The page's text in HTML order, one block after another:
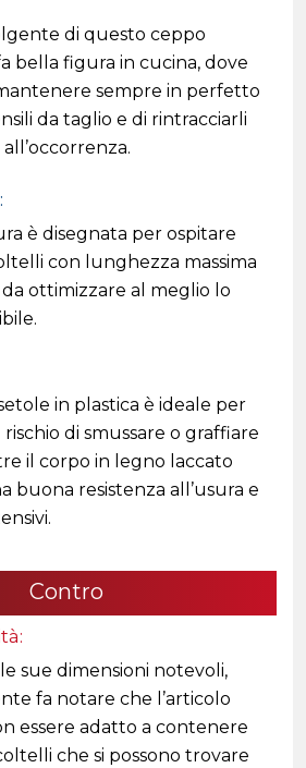
di questo ceppo
bella figura in cucina, dove
sempre in perfetto
da taglio e di rintracciarli
è disegnata per ospitare
con lunghezza massima
da ottimizzare al meglio lo
in plastica è ideale per
di smussare o graffiare
il corpo in legno laccato
buona resistenza all’usura e
Contro
sue dimensioni notevoli,
fa notare che l’articolo
essere adatto a contenere
che si possono trovare